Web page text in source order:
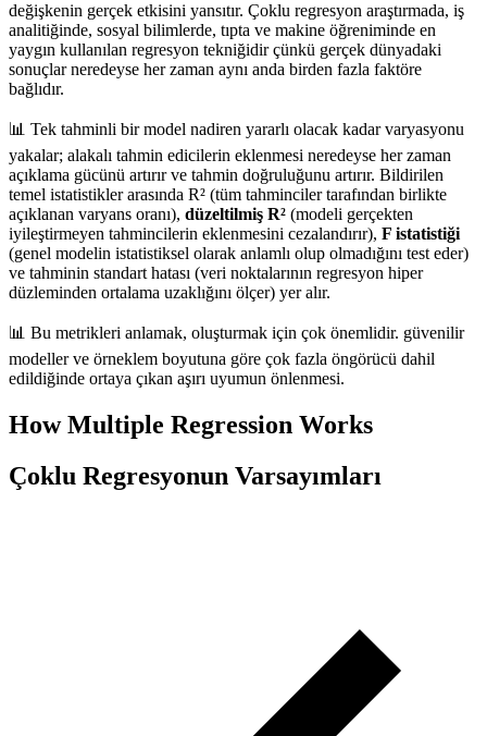
değişkenin gerçek etkisini yansıtır. Çoklu regresyon araştırmada, iş
analitiğinde, sosyal bilimlerde, tıpta ve makine öğreniminde en
yaygın kullanılan regresyon tekniğidir çünkü gerçek dünyadaki
sonuçlar neredeyse her zaman aynı anda birden fazla faktöre
bağlıdır.
📊 Tek tahminli bir model nadiren yararlı olacak kadar varyasyonu
yakalar; alakalı tahmin edicilerin eklenmesi neredeyse her zaman
açıklama gücünü artırır ve tahmin doğruluğunu artırır. Bildirilen
temel istatistikler arasında R² (tüm tahminciler tarafından birlikte
açıklanan varyans oranı), düzeltilmiş R² (modeli gerçekten
iyileştirmeyen tahmincilerin eklenmesini cezalandırır), F istatistiği
(genel modelin istatistiksel olarak anlamlı olup olmadığını test eder)
ve tahminin standart hatası (veri noktalarının regresyon hiper
düzleminden ortalama uzaklığını ölçer) yer alır.
📊 Bu metrikleri anlamak, oluşturmak için çok önemlidir. güvenilir
modeller ve örneklem boyutuna göre çok fazla öngörücü dahil
edildiğinde ortaya çıkan aşırı uyumun önlenmesi.
How Multiple Regression Works
Çoklu Regresyonun Varsayımları